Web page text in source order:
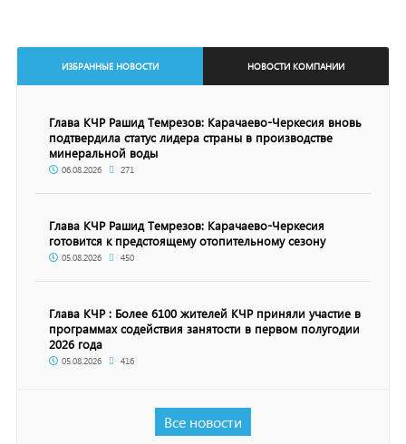
ИЗБРАННЫЕ НОВОСТИ НОВОСТИ КОМПАНИИ
Глава КЧР Рашид Темрезов: Карачаево-Черкесия вновь
подтвердила статус лидера страны в производстве
минеральной воды
06.08.2026 271
Глава КЧР Рашид Темрезов: Карачаево-Черкесия
готовится к предстоящему отопительному сезону
05.08.2026 450
Глава КЧР : Более 6100 жителей КЧР приняли участие в
программах содействия занятости в первом полугодии
2026 года
05.08.2026 416
Все новости